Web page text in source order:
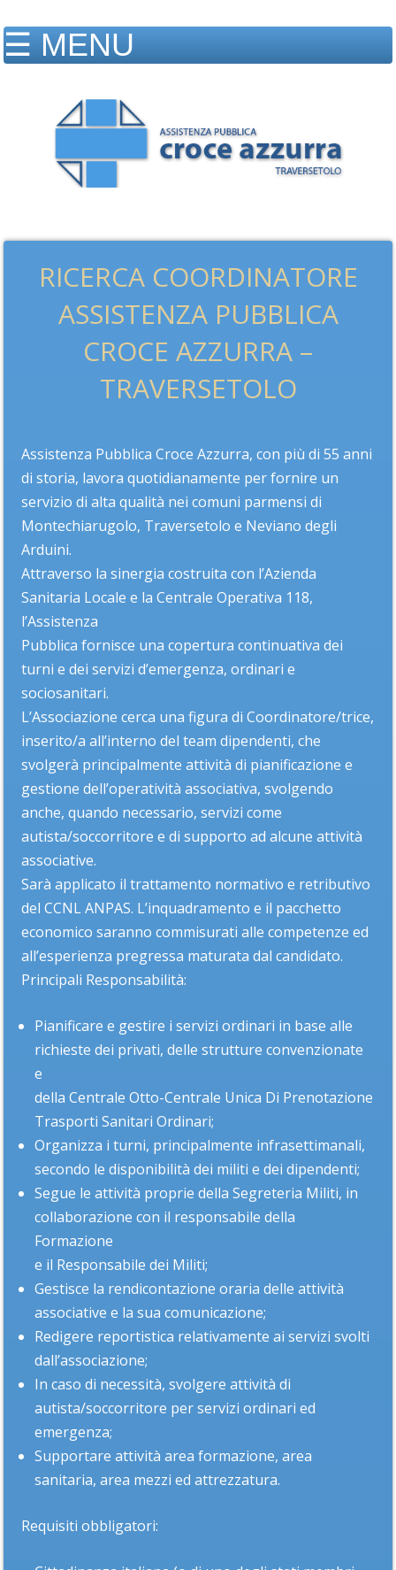
RICERCA COORDINATORE
ASSISTENZA PUBBLICA
CROCE AZZURRA –
TRAVERSETOLO
Assistenza Pubblica Croce Azzurra, con più di 55 anni
di storia, lavora quotidianamente per fornire un
servizio di alta qualità nei comuni parmensi di
Montechiarugolo, Traversetolo e Neviano degli
Arduini.
Attraverso la sinergia costruita con l’Azienda
Sanitaria Locale e la Centrale Operativa 118,
l’Assistenza
Pubblica fornisce una copertura continuativa dei
turni e dei servizi d’emergenza, ordinari e
sociosanitari.
L’Associazione cerca una figura di Coordinatore/trice,
inserito/a all’interno del team dipendenti, che
svolgerà principalmente attività di pianificazione e
gestione dell’operatività associativa, svolgendo
anche, quando necessario, servizi come
autista/soccorritore e di supporto ad alcune attività
associative.
Sarà applicato il trattamento normativo e retributivo
del CCNL ANPAS. L’inquadramento e il pacchetto
economico saranno commisurati alle competenze ed
all’esperienza pregressa maturata dal candidato.
Principali Responsabilità:
Pianificare e gestire i servizi ordinari in base alle
richieste dei privati, delle strutture convenzionate
e
della Centrale Otto-Centrale Unica Di Prenotazione
Trasporti Sanitari Ordinari;
Organizza i turni, principalmente infrasettimanali,
secondo le disponibilità dei militi e dei dipendenti;
Segue le attività proprie della Segreteria Militi, in
collaborazione con il responsabile della
Formazione
e il Responsabile dei Militi;
Gestisce la rendicontazione oraria delle attività
associative e la sua comunicazione;
Redigere reportistica relativamente ai servizi svolti
dall’associazione;
In caso di necessità, svolgere attività di
autista/soccorritore per servizi ordinari ed
emergenza;
Supportare attività area formazione, area
sanitaria, area mezzi ed attrezzatura.
Requisiti obbligatori: